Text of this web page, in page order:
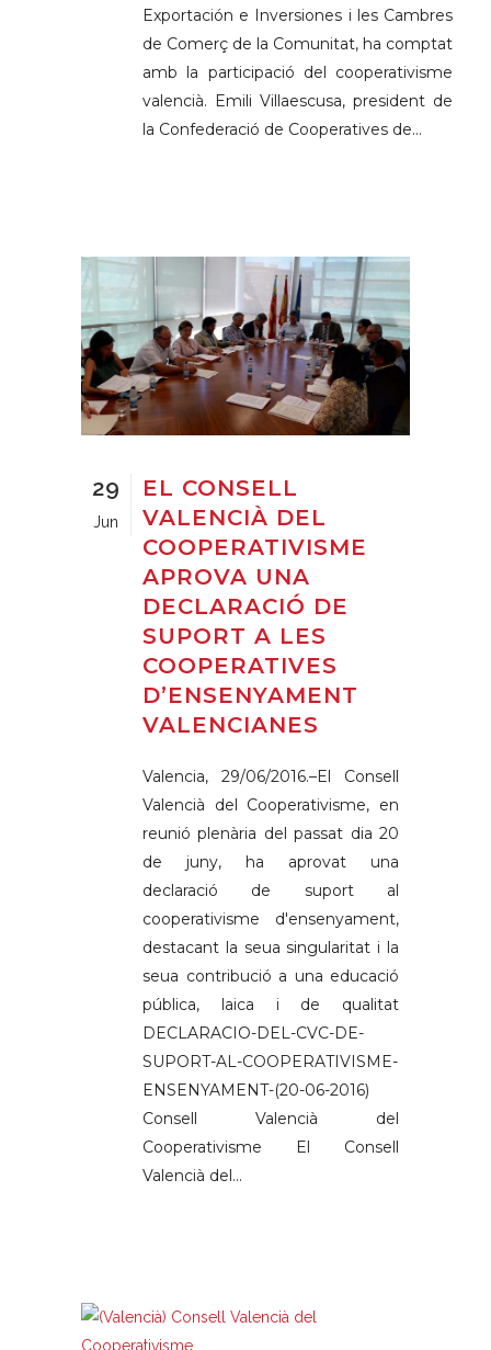
Exportación e Inversiones i les Cambres
de Comerç de la Comunitat, ha comptat
amb la participació del cooperativisme
valencià. Emili Villaescusa, president de
la Confederació de Cooperatives de...
29
Jun
EL CONSELL
VALENCIÀ DEL
COOPERATIVISME
APROVA UNA
DECLARACIÓ DE
SUPORT A LES
COOPERATIVES
D’ENSENYAMENT
VALENCIANES
Valencia, 29/06/2016.–El Consell
Valencià del Cooperativisme, en
reunió plenària del passat dia 20
de juny, ha aprovat una
declaració de suport al
cooperativisme d'ensenyament,
destacant la seua singularitat i la
seua contribució a una educació
pública, laica i de qualitat
DECLARACIO-DEL-CVC-DE-
SUPORT-AL-COOPERATIVISME-
ENSENYAMENT-(20-06-2016)
Consell Valencià del
Cooperativisme El Consell
Valencià del...